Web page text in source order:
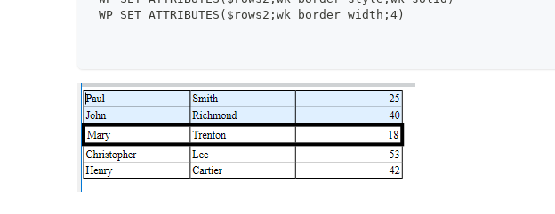
WP SET ATTRIBUTES($rows2;wk border width;4)